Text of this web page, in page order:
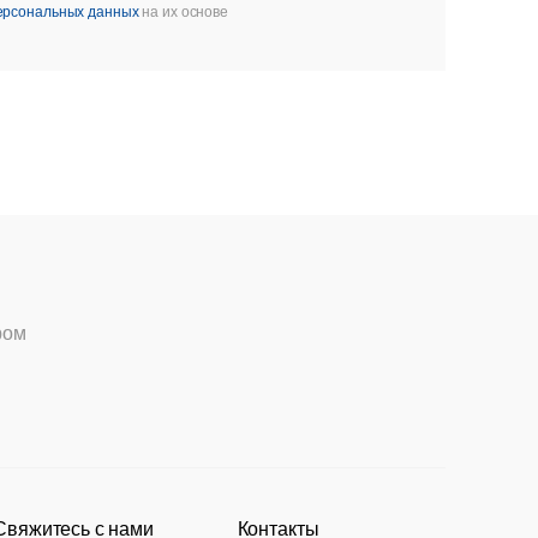
данныхна их основе
с нами Контакты